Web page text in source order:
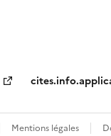
Mentions légales